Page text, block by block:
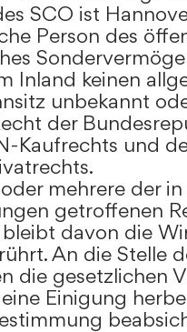
SCO ist
Person des
Inland keinen
unbekannt
der
Kaufrechts und
mehrere der in
getroffenen
davon die
An die Stelle
die gesetzlichen
Einigung